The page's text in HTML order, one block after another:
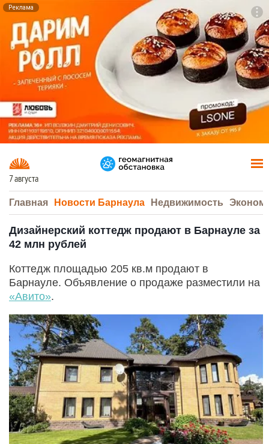
Реклама
7 августа
Главная Новости Барнаула Недвижимость
Дизайнерский коттедж продают в Барнауле за
42 млн рублей
Коттедж площадью 205 кв.м продают в
Барнауле. Объявление о продаже разместили на
«Авито».